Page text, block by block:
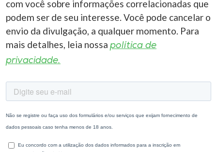
com você sobre informações correlacionadas que
podem ser de seu interesse. Você pode cancelar o
envio da divulgação, a qualquer momento. Para
mais detalhes, leia nossa política de
privacidade.